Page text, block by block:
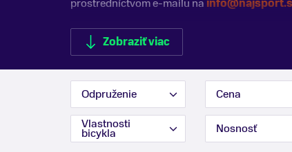
prostredníctvom e-mailu na
Zobraziť viac
Zobraziť menej
Odpruženie Cena
Vlastnosti
bicykla Nosnosť